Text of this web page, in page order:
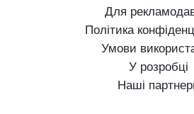
Для
Політика
Умови
У розробці
Наші